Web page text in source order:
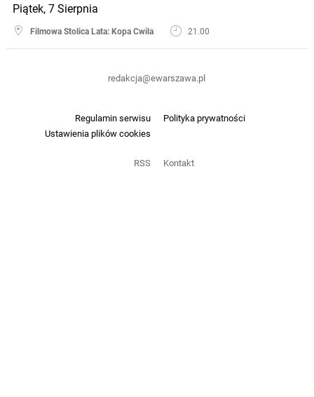
Piątek, 7 Sierpnia
Filmowa Stolica Lata: Kopa Cwila 21.00
Regulamin serwisu
Polityka prywatności
Ustawienia plików cookies
RSS Kontakt
redakcja@ewarszawa.pl